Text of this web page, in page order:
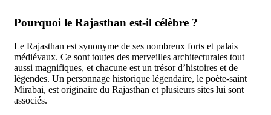
Pourquoi le Rajasthan est-il célèbre ?
Le Rajasthan est synonyme de ses nombreux forts et palais
médiévaux. Ce sont toutes des merveilles architecturales tout
aussi magnifiques, et chacune est un trésor d’histoires et de
légendes. Un personnage historique légendaire, le poète-saint
Mirabai, est originaire du Rajasthan et plusieurs sites lui sont
associés.